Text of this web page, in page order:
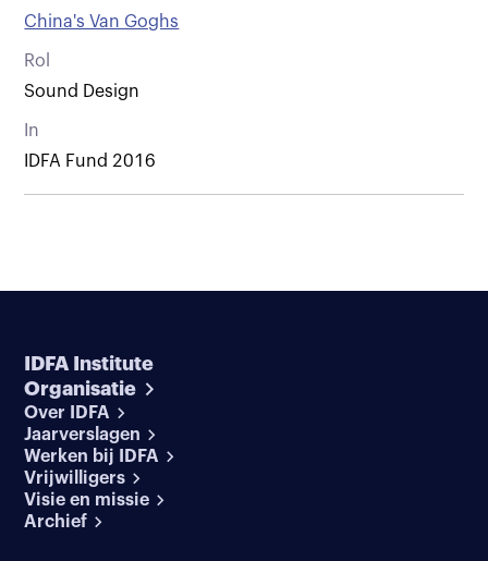
China's Van Goghs
Rol
Sound Design
In
IDFA Fund 2016
IDFA Institute
Organisatie
Over IDFA
Jaarverslagen
Werken bij IDFA
Vrijwilligers
Visie en missie
Archief